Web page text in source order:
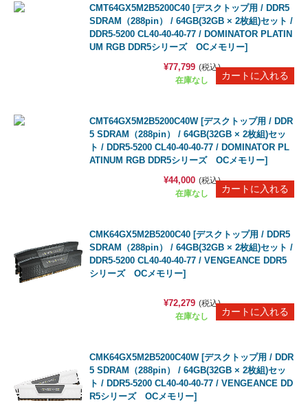
CMT64GX5M2B5200C40 [デスクトップ用 / DDR5
SDRAM（288pin） / 64GB(32GB × 2枚組)セット /
DDR5-5200 CL40-40-40-77 / DOMINATOR PLATIN
UM RGB DDR5シリーズ OCメモリー]
在庫なし
¥77,799 (税込)
CMT64GX5M2B5200C40W [デスクトップ用 / DDR
5 SDRAM（288pin） / 64GB(32GB × 2枚組)セッ
ト / DDR5-5200 CL40-40-40-77 / DOMINATOR PL
ATINUM RGB DDR5シリーズ OCメモリー]
在庫なし
¥44,000 (税込)
CMK64GX5M2B5200C40 [デスクトップ用 / DDR5
SDRAM（288pin） / 64GB(32GB × 2枚組)セット /
DDR5-5200 CL40-40-40-77 / VENGEANCE DDR5
シリーズ OCメモリー]
在庫なし
¥72,279 (税込)
CMK64GX5M2B5200C40W [デスクトップ用 / DDR
5 SDRAM（288pin） / 64GB(32GB × 2枚組)セッ
ト / DDR5-5200 CL40-40-40-77 / VENGEANCE DD
R5シリーズ OCメモリー]